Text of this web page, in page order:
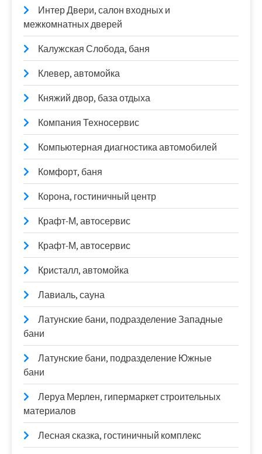
Интер Двери, салон входных и
межкомнатных дверей
Калужская Слобода, баня
Клевер, автомойка
Княжий двор, база отдыха
Компания Техносервис
Компьютерная диагностика автомобилей
Комфорт, баня
Корона, гостиничный центр
Крафт-М, автосервис
Крафт-М, автосервис
Кристалл, автомойка
Лавиаль, сауна
Латунские бани, подразделение Западные
бани
Латунские бани, подразделение Южные
бани
Леруа Мерлен, гипермаркет строительных
материалов
Лесная сказка, гостиничный комплекс